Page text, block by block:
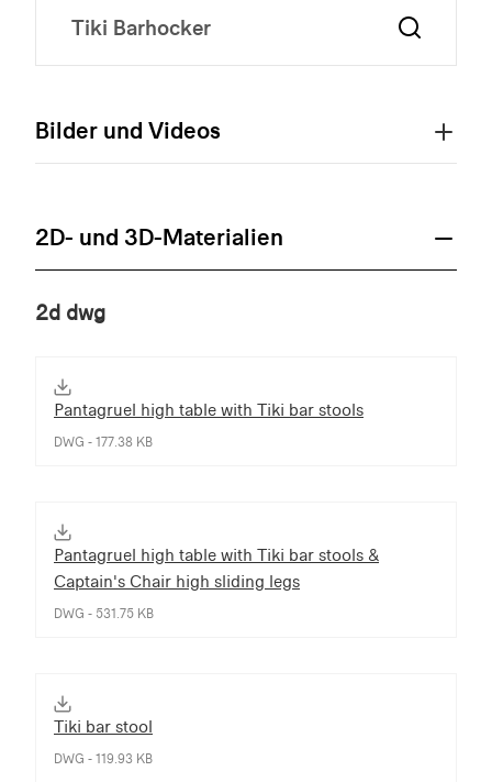
Bilder und Videos
2D- und 3D-Materialien
2d dwg
Pantagruel high table with Tiki bar stools
DWG - 177.38 KB
Pantagruel high table with Tiki bar stools &
Captain's Chair high sliding legs
DWG - 531.75 KB
Tiki bar stool
DWG - 119.93 KB